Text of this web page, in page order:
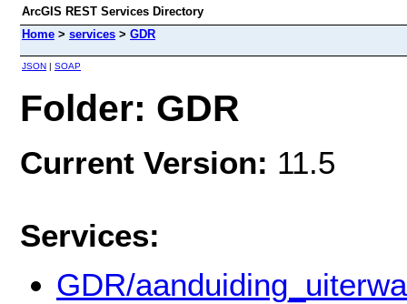
ArcGIS REST Services Directory
Home > services > GDR
JSON | SOAP
Folder: GDR
Current Version: 11.5
Services:
GDR/